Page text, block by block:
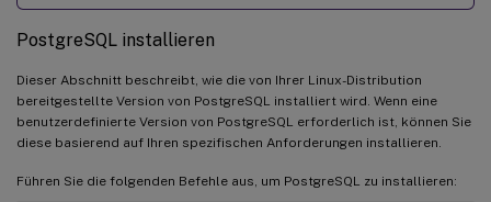
PostgreSQL installieren
Dieser Abschnitt beschreibt, wie die von Ihrer Linux-Distribution
bereitgestellte Version von PostgreSQL installiert wird. Wenn eine
benutzerdefinierte Version von PostgreSQL erforderlich ist, können Sie
diese basierend auf Ihren spezifischen Anforderungen installieren.
Führen Sie die folgenden Befehle aus, um PostgreSQL zu installieren: